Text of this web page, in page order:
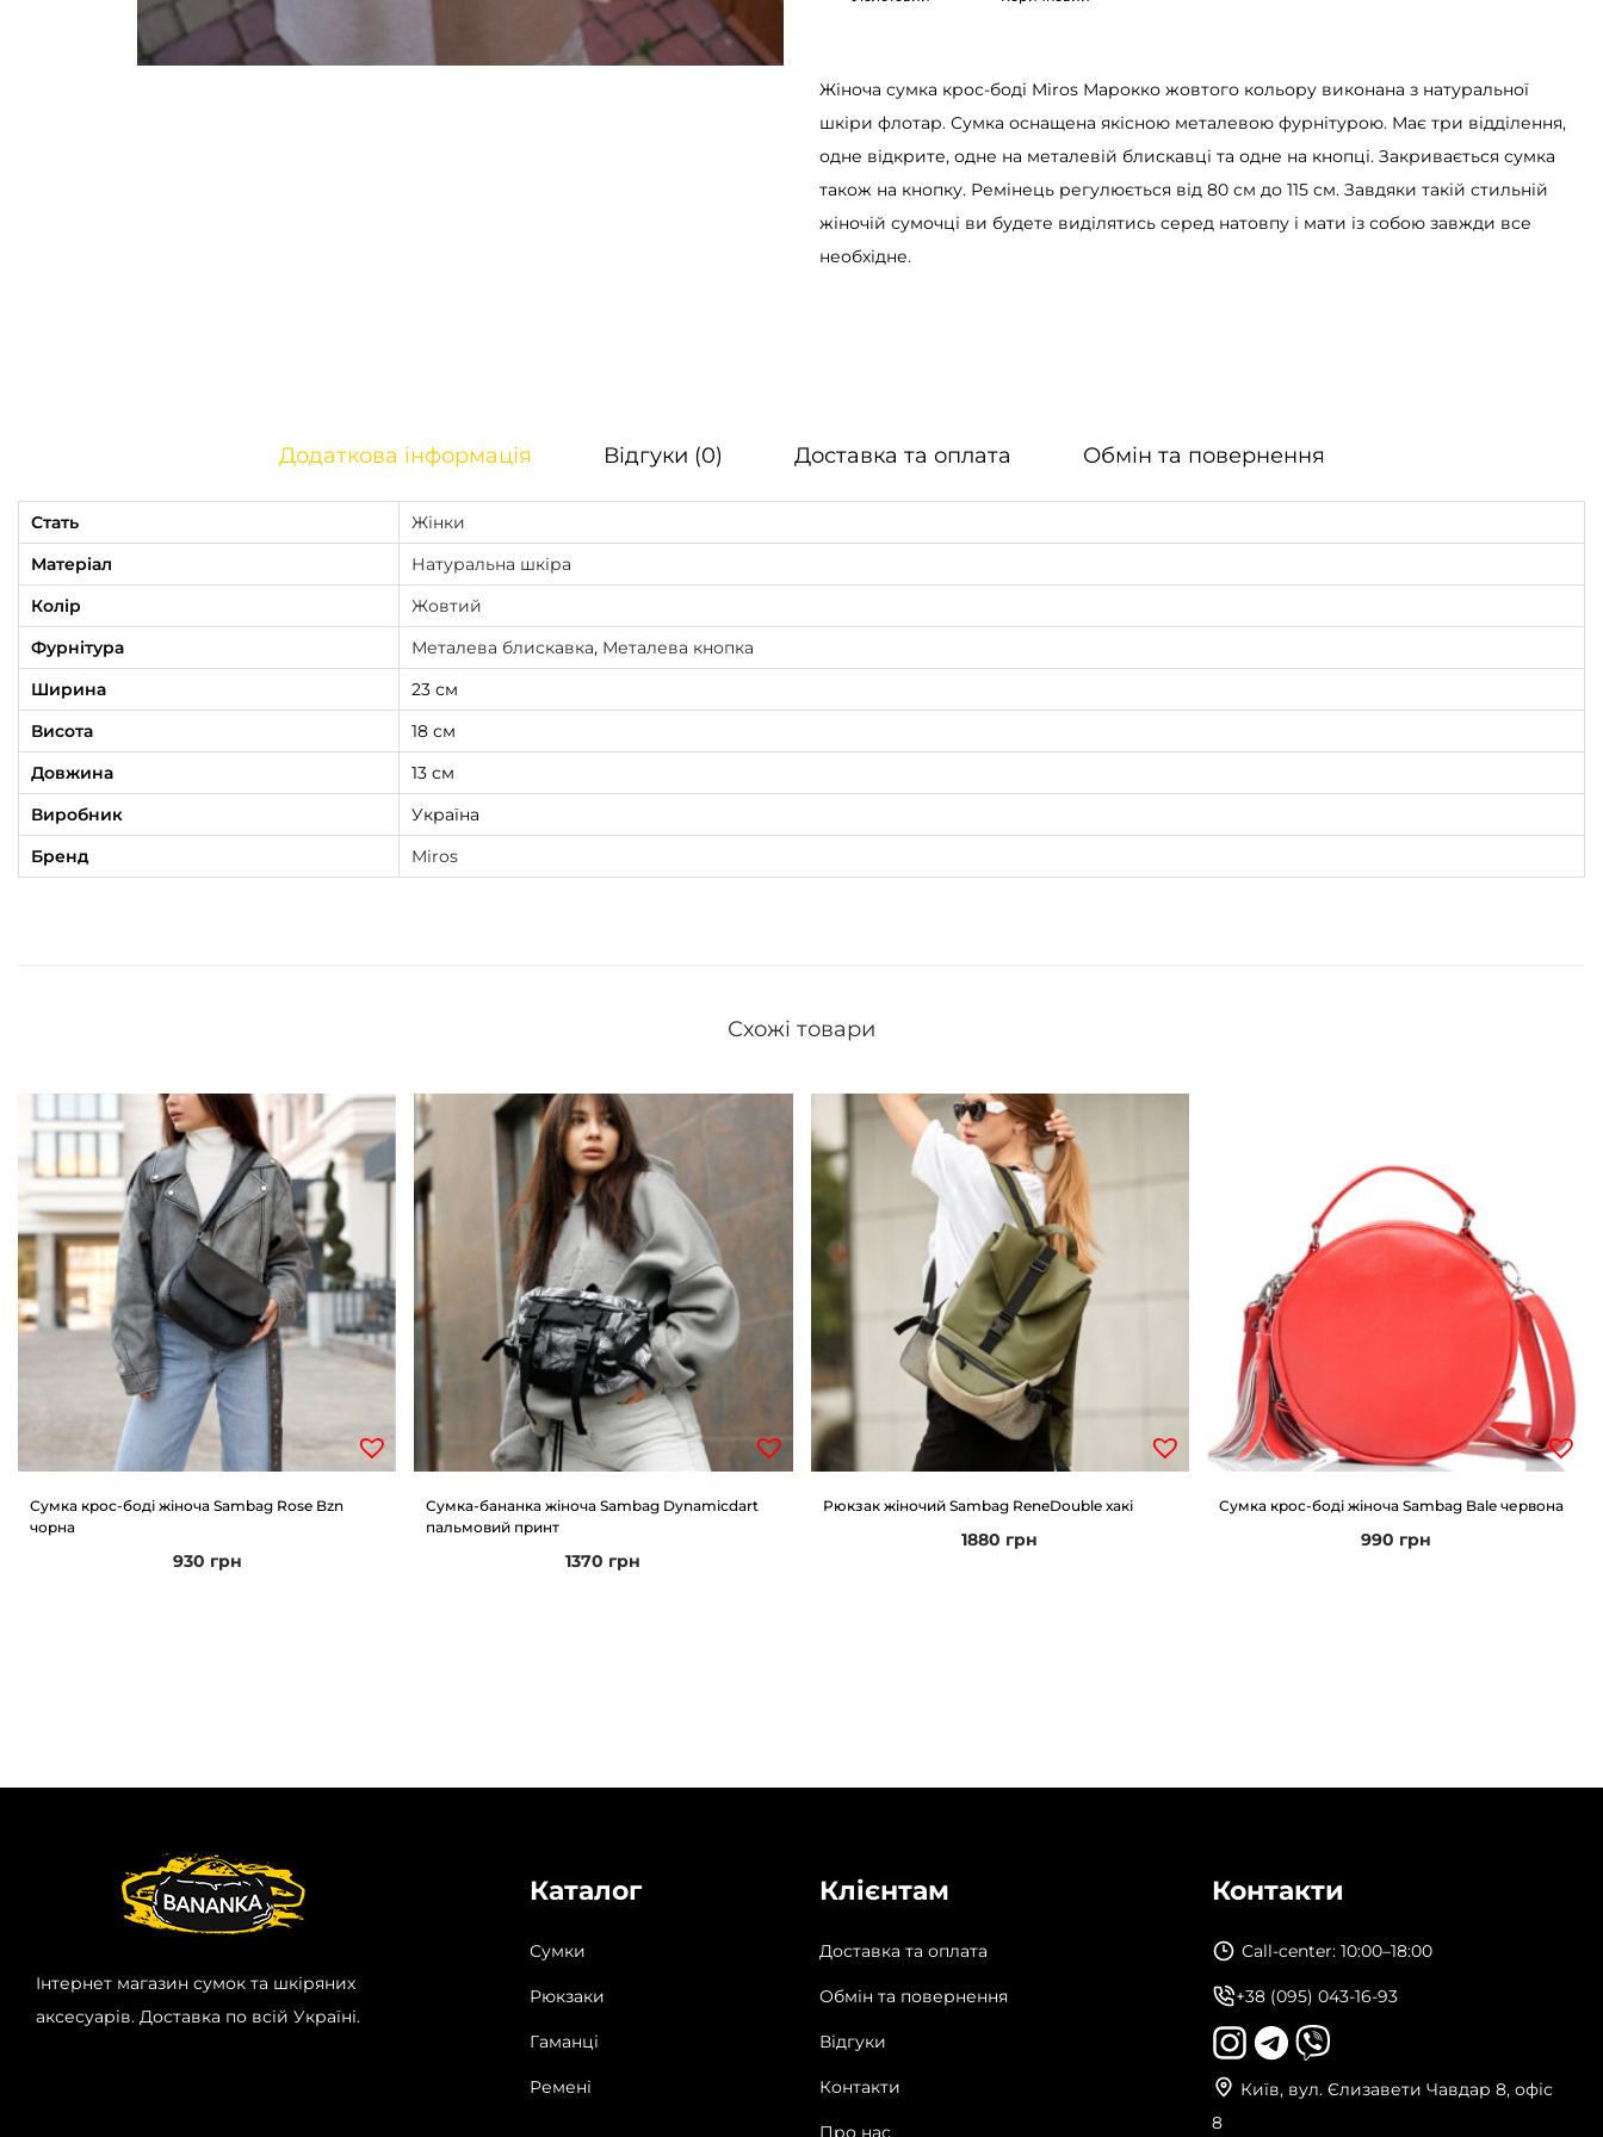
s
М
а
р
о
т
л
т
Жіноча сумка крос-боді Miros Марокко жовтого кольору виконана з натуральної
шкіри флотар. Сумка оснащена якісною металевою фурнітурою. Має три відділення,
одне відкрите, одне на металевій блискавці та одне на кнопці. Закривається сумка
також на кнопку. Ремінець регулюється від 80 см до 115 см. Завдяки такій стильній
жіночій сумочці ви будете виділятись серед натовпу і мати із собою завжди все
необхідне.
Додаткова інформація Відгуки (0) Доставка та оплата Обмін та повернення
Стать
Жінки
Матеріал
Натуральна шкіра
Колір
Жовтий
Фурнітура
Металева блискавка, Металева кнопка
Ширина
23 см
Висота
18 см
Довжина
13 см
Виробник
Україна
Бренд
Miros
Схожі товари
Сумка крос-боді жіноча Sambag Rose Bzn
чорна
930 грн
Сумка-бананка жіноча Sambag Dynamicdart
пальмовий принт
1370 грн
Рюкзак жіночий Sambag ReneDouble хакі
1880 грн
Сумка крос-боді жіноча Sambag Bale червона
990 грн
Інтернет магазин сумок та шкіряних
аксесуарів. Доставка по всій Україні.
Каталог
Сумки
Рюкзаки
Гаманці
Ремені
Клієнтам
Доставка та оплата
Обмін та повернення
Відгуки
Контакти
Про нас
Контакти
Call-center: 10:00–18:00
+38 (095) 043-16-93
Київ, вул. Єлизавети Чавдар 8, офіс
8